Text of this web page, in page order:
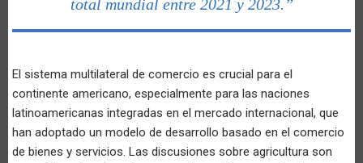
total mundial entre 2021 y 2023.”
El sistema multilateral de comercio es crucial para el
continente americano, especialmente para las naciones
latinoamericanas integradas en el mercado internacional, que
han adoptado un modelo de desarrollo basado en el comercio
de bienes y servicios. Las discusiones sobre agricultura son